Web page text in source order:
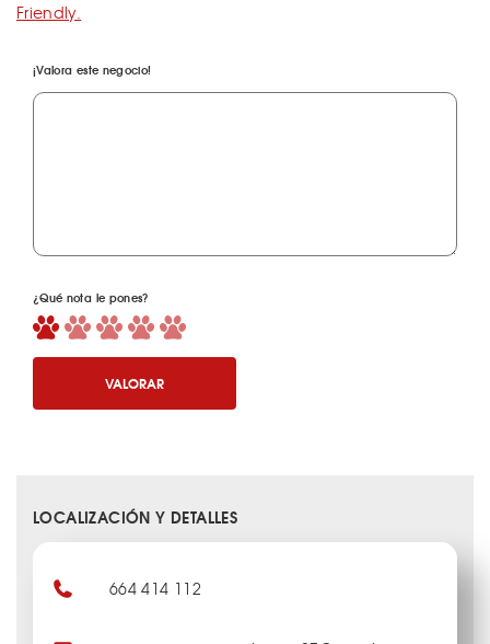
Friendly.
¡Valora este negocio!
¿Qué nota le pones?
VALORAR
LOCALIZACIÓN Y DETALLES
664 414 112